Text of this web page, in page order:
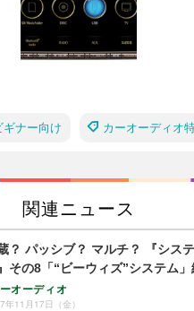
ギナー向け カーオーディオ
関連ニュース
？ パッシブ？ マルチ？ 『シス
その8「“ビーウィズ”システム」
オーディオ
年11月17日（金）